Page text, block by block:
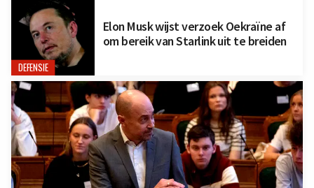
DEFENSIE
Elon Musk wijst verzoek Oekraïne af
om bereik van Starlink uit te breiden